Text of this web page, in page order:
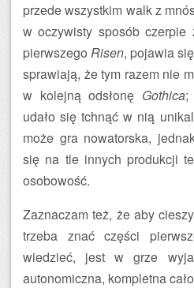
przede wszystkim walk z
w oczywisty sposób czerpie
pierwszego Risen, pojawia
sprawiają, że tym razem nie
w kolejną odsłonę Gothica;
udało się tchnąć w nią
może gra nowatorska,
się na tle innych produkcji
osobowość.
Zaznaczam też, że aby
trzeba znać części
wiedzieć, jest w grze
autonomiczna, kompletna